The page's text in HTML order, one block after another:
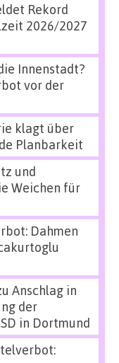
Rekord
2026/2027
Innenstadt?
vor der
klagt über
Planbarkeit
und
Weichen für
Dahmen
Anschlag in
der
in Dortmund